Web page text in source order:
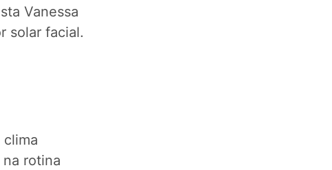
Vanessa
solar facial.
clima
rotina